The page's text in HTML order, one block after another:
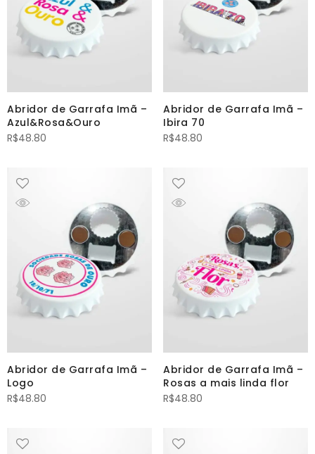
Abridor de Garrafa Imã –
Azul&Rosa&Ouro
R$48.80
Abridor de Garrafa Imã –
Ibira 70
R$48.80
Abridor de Garrafa Imã –
Logo
R$48.80
Abridor de Garrafa Imã –
Rosas a mais linda flor
R$48.80